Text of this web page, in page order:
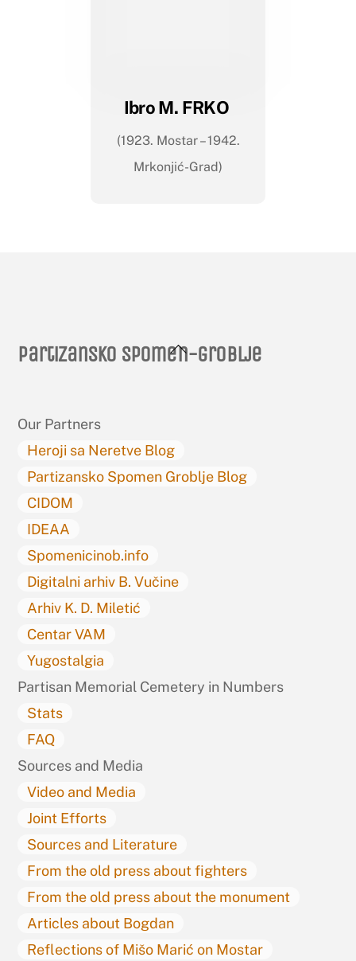
Ibro M. FRKO
(1923. Mostar – 1942.
Mrkonjić-Grad)
Back
Partizansko spomen-groblje
Our Partners
Heroji sa Neretve Blog
Partizansko Spomen Groblje Blog
CIDOM
IDEAA
Spomenicinob.info
Digitalni arhiv B. Vučine
Arhiv K. D. Miletić
Centar VAM
Yugostalgia
Partisan Memorial Cemetery in Numbers
Stats
FAQ
Sources and Media
Video and Media
Joint Efforts
Sources and Literature
From the old press about fighters
From the old press about the monument
Articles about Bogdan
Reflections of Mišo Marić on Mostar